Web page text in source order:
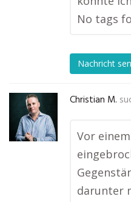
No tags
Nachricht
Christian M.
Vor
darunter